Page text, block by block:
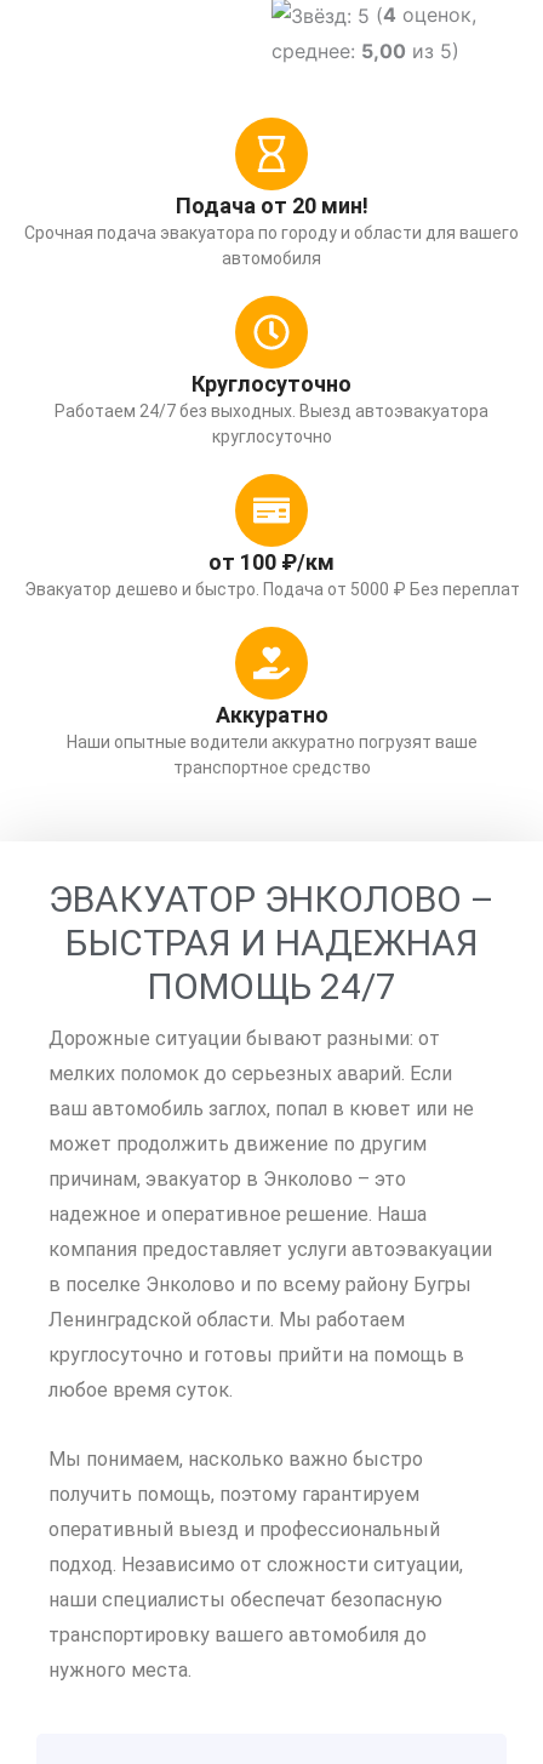
(4 оценок,
среднее: 5,00 из 5)
Подача от 20 мин!
Срочная подача эвакуатора по городу и области для вашего
автомобиля
Круглосуточно
Работаем 24/7 без выходных. Выезд автоэвакуатора
круглосуточно
от 100 ₽/км
Эвакуатор дешево и быстро. Подача от 5000 ₽ Без переплат
Аккуратно
Наши опытные водители аккуратно погрузят ваше
транспортное средство
ЭВАКУАТОР ЭНКОЛОВО –
БЫСТРАЯ И НАДЕЖНАЯ
ПОМОЩЬ 24/7
Дорожные ситуации бывают разными: от
мелких поломок до серьезных аварий. Если
ваш автомобиль заглох, попал в кювет или не
может продолжить движение по другим
причинам, эвакуатор в Энколово – это
надежное и оперативное решение. Наша
компания предоставляет услуги автоэвакуации
в поселке Энколово и по всему району Бугры
Ленинградской области. Мы работаем
круглосуточно и готовы прийти на помощь в
любое время суток.
Мы понимаем, насколько важно быстро
получить помощь, поэтому гарантируем
оперативный выезд и профессиональный
подход. Независимо от сложности ситуации,
наши специалисты обеспечат безопасную
транспортировку вашего автомобиля до
нужного места.